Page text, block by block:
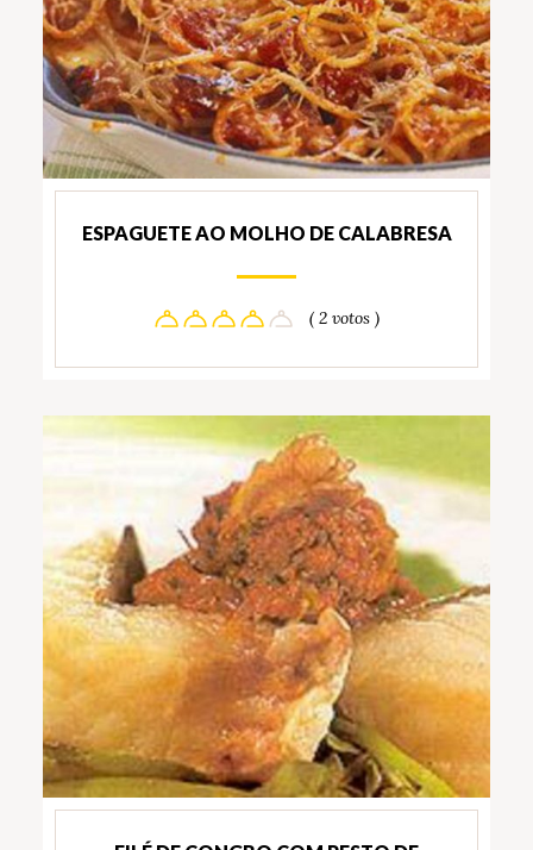
ESPAGUETE AO MOLHO DE CALABRESA
( 2 votos )